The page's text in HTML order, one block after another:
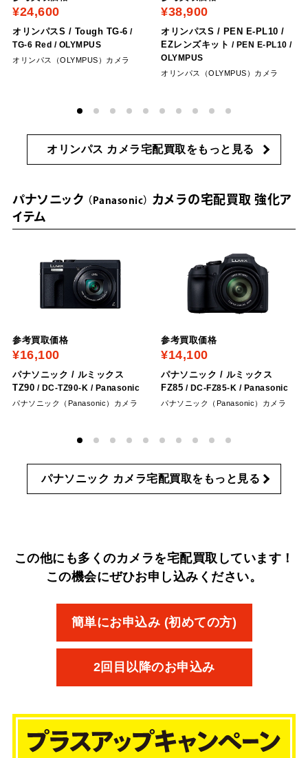
¥24,600
オリンパスS / Tough TG-6 /
TG-6 Red / OLYMPUS
オリンパス（OLYMPUS）カメラ
¥38,900
オリンパスS / PEN E-PL10 /
EZレンズキット / PEN E-PL10 /
OLYMPUS
オリンパス（OLYMPUS）カメラ
オリンパス カメラ宅配買取をもっと見る
パナソニック Panasonic
カメラの宅配買取 強化ア
イテム
参考買取価格
¥16,100
パナソニック / ルミックス
TZ90 / ‎DC-TZ90-K / Panasonic
パナソニック（Panasonic）カメラ
参考買取価格
¥14,100
パナソニック / ルミックス
FZ85 / ‎DC-FZ85-K / Panasonic
パナソニック（Panasonic）カメラ
パナソニック カメラ宅配買取をもっと見る
この他にも多くのカメラを宅配買取しています！
この機会にぜひお申し込みください。
簡単にお申込み (初めての方)
2回目以降のお申込み